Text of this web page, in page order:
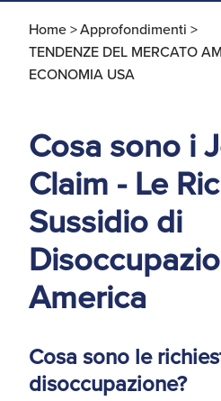
Perchè gli Stati
I Partner di
New York, Corp.
Manuale pratico
commercio con
licenza per
gli ITIN
Visti USA
Servizi Expat
Logistica
FDA
Ricerca
Macchinari
Home >Approfondimenti >
TENDENZE DEL MERCATO
ECONOMIA USA
Cosa sono i
Claim - Le
Sussidio di
America
Cosa sono le
disoccupazione?